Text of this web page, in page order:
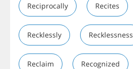
Reciprocally Recites
Recklessly Recklessness
Reclaim Recognized